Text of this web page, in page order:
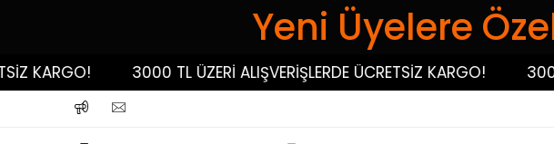
Yeni Üyelere
3000 TL ÜZERİ ALIŞVERİŞLERDE ÜCRETSİZ KARGO! 3000 TL